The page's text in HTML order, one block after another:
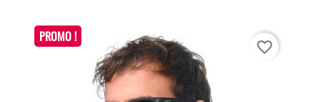
PROMO !
favorite_border